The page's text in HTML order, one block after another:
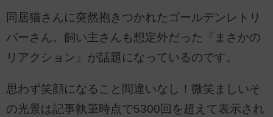
同居猫さんに突然抱きつかれたゴールデンレトリ
バーさん。飼い主さんも想定外だった『まさかの
リアクション』が話題になっているのです。
思わず笑顔になること間違いなし！微笑ましいそ
の光景は記事執筆時点で5300回を超えて表示され